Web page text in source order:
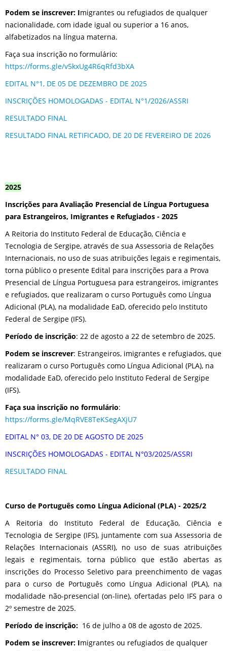
Podem se inscrever: Imigrantes ou refugiados de qualquer
nacionalidade, com idade igual ou superior a 16 anos,
alfabetizados na língua materna.
Faça sua inscrição no formulário:
https://forms.gle/v5kxUg4R6qRfd3bXA
EDITAL N°1, DE 05 DE DEZEMBRO DE 2025
INSCRIÇÕES HOMOLOGADAS - EDITAL N°1/2026/ASSRI
RESULTADO FINAL
RESULTADO FINAL RETIFICADO, DE 20 DE FEVEREIRO DE 2026
2025
Inscrições para Avaliação Presencial de Língua Portuguesa
para Estrangeiros, Imigrantes e Refugiados - 2025
A Reitoria do Instituto Federal de Educação, Ciência e
Tecnologia de Sergipe, através de sua Assessoria de Relações
Internacionais, no uso de suas atribuições legais e regimentais,
torna público o presente Edital para inscrições para a Prova
Presencial de Língua Portuguesa para estrangeiros, imigrantes
e refugiados, que realizaram o curso Português como Língua
Adicional (PLA), na modalidade EaD, oferecido pelo Instituto
Federal de Sergipe (IFS).
Período de inscrição: 22 de agosto a 22 de setembro de 2025.
Podem se inscrever: Estrangeiros, imigrantes e refugiados, que
realizaram o curso Português como Língua Adicional (PLA), na
modalidade EaD, oferecido pelo Instituto Federal de Sergipe
(IFS).
Faça sua inscrição no formulário:
https://forms.gle/MqRVE8TeKSegAXjU7
EDITAL N° 03, DE 20 DE AGOSTO DE 2025
INSCRIÇÕES HOMOLOGADAS - EDITAL N°03/2025/ASSRI
RESULTADO FINAL
Curso de Português como Língua Adicional (PLA) - 2025/2
A Reitoria do Instituto Federal de Educação, Ciência e
Tecnologia de Sergipe (IFS), juntamente com sua Assessoria de
Relações Internacionais (ASSRI), no uso de suas atribuições
legais e regimentais, torna público que estão abertas as
inscrições do Processo Seletivo para preenchimento de vagas
para o curso de Português como Língua Adicional (PLA), na
modalidade não-presencial (on-line), ofertadas pelo IFS para o
2º semestre de 2025.
Período de inscrição: 16 de julho a 08 de agosto de 2025.
Podem se inscrever: Imigrantes ou refugiados de qualquer